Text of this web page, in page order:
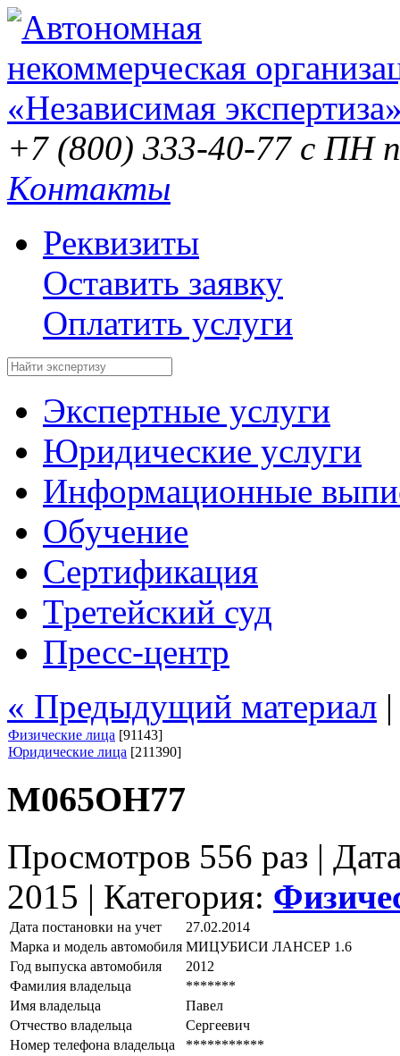
+7 (800) 333-40-77 с ПН
Контакты
Реквизиты
Оставить заявку
Оплатить услуги
Экспертные услуги
Юридические услуги
Информационные
Обучение
Сертификация
Третейский суд
Пресс-центр
« Предыдущий материал
Физические лица [91143]
Юридические лица [211390]
М065ОН77
Просмотров 556 раз |
2015 | Категория:
Дата постановки на учет
27.02.2014
Марка и модель автомобиля МИЦУБИСИ ЛАНСЕР 1.6
Год выпуска автомобиля
2012
Фамилия владельца
*******
Имя владельца
Павел
Отчество владельца
Сергеевич
Номер телефона владельца
***********